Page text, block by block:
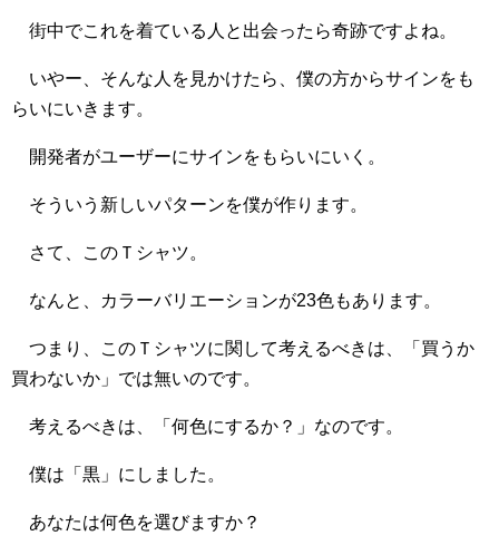
街中でこれを着ている人と出会ったら奇跡ですよね。
いやー、そんな人を見かけたら、僕の方からサインをも
らいにいきます。
開発者がユーザーにサインをもらいにいく。
そういう新しいパターンを僕が作ります。
さて、このＴシャツ。
なんと、カラーバリエーションが23色もあります。
つまり、このＴシャツに関して考えるべきは、「買うか
買わないか」では無いのです。
考えるべきは、「何色にするか？」なのです。
僕は「黒」にしました。
あなたは何色を選びますか？